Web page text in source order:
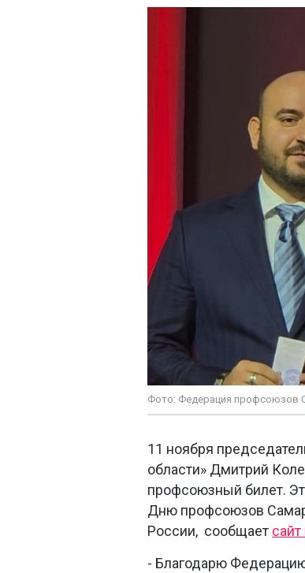
Фото: Федерация профсоюзов
11 ноября
области» Дмитрий
профсоюзный билет.
Дню профсоюзов
России, сообщает
- Благодарю